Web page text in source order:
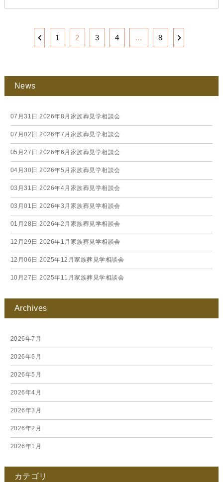
1 2 3 4 … 8
News
07月31日 2026年8月家族葬見学相談会
07月02日 2026年7月家族葬見学相談会
05月27日 2026年6月家族葬見学相談会
04月30日 2026年5月家族葬見学相談会
03月31日 2026年4月家族葬見学相談会
03月01日 2026年3月家族葬見学相談会
01月28日 2026年2月家族葬見学相談会
12月29日 2026年1月家族葬見学相談会
12月06日 2025年12月家族葬見学相談会
10月27日 2025年11月家族葬見学相談会
Archives
2026年7月
2026年6月
2026年5月
2026年4月
2026年3月
2026年2月
2026年1月
カテゴリ